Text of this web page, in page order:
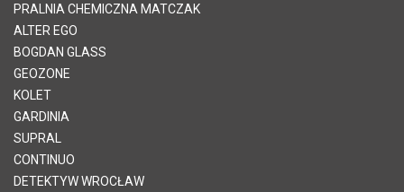
PRALNIA CHEMICZNA MATCZAK
ALTER EGO
BOGDAN GLASS
GEOZONE
KOLET
GARDINIA
SUPRAL
CONTINUO
DETEKTYW WROCŁAW